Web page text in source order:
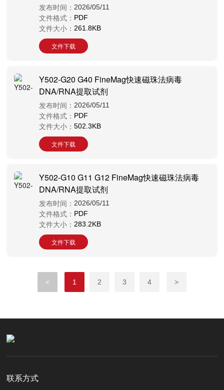
发布时间：2026/05/11
文件格式： PDF
文件大小：261.8KB
文件下载
Y502-G20 G40 FineMag快速磁珠法病毒
DNA/RNA提取试剂
发布时间：2026/05/11
文件格式： PDF
文件大小：502.3KB
文件下载
Y502-G10 G11 G12 FineMag快速磁珠法病毒
DNA/RNA提取试剂
发布时间：2026/05/11
文件格式： PDF
文件大小：283.2KB
文件下载
< 1 2 3 4 >
联系方式